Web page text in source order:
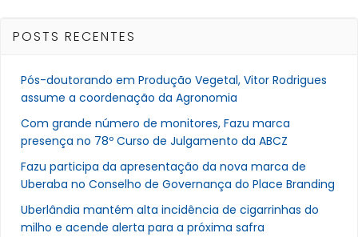
POSTS RECENTES
Pós-doutorando em Produção Vegetal, Vitor Rodrigues
assume a coordenação da Agronomia
Com grande número de monitores, Fazu marca
presença no 78º Curso de Julgamento da ABCZ
Fazu participa da apresentação da nova marca de
Uberaba no Conselho de Governança do Place Branding
Uberlândia mantém alta incidência de cigarrinhas do
milho e acende alerta para a próxima safra